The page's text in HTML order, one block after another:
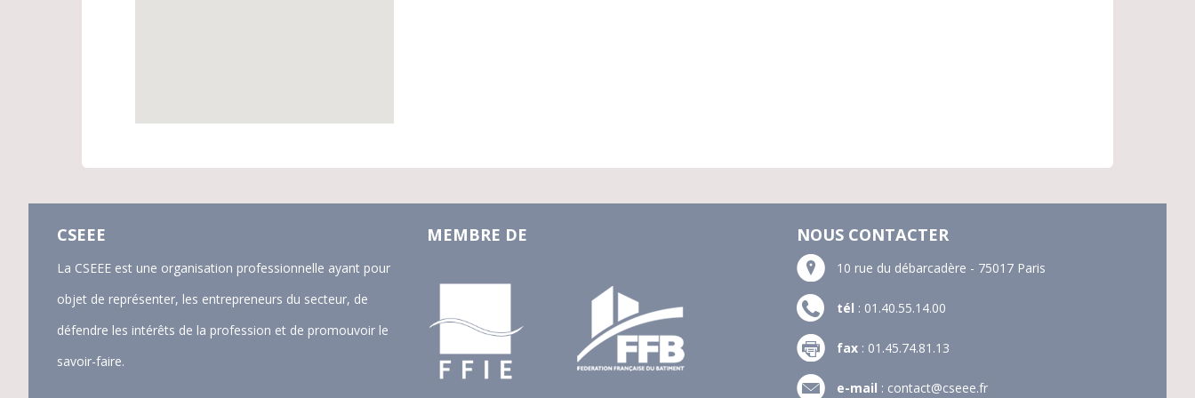
CSEEE
La CSEEE est une organisation professionnelle ayant pour
objet de représenter, les entrepreneurs du secteur, de
défendre les intérêts de la profession et de promouvoir le
savoir-faire.
MEMBRE DE NOUS CONTACTER
10 rue du débarcadère - 75017 Paris
tél : 01.40.55.14.00
fax: 01.45.74.81.13
e-mail : contact@cseee.fr